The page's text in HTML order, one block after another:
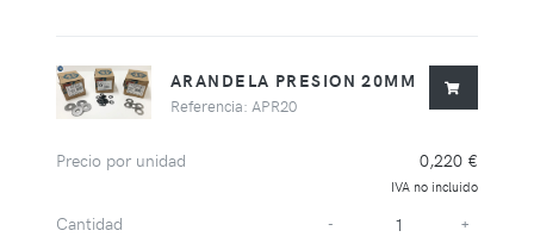
ARANDELA PRESION 20MM
Referencia: APR20
Precio por unidad 0,220 €
IVA no incluido
Cantidad - +